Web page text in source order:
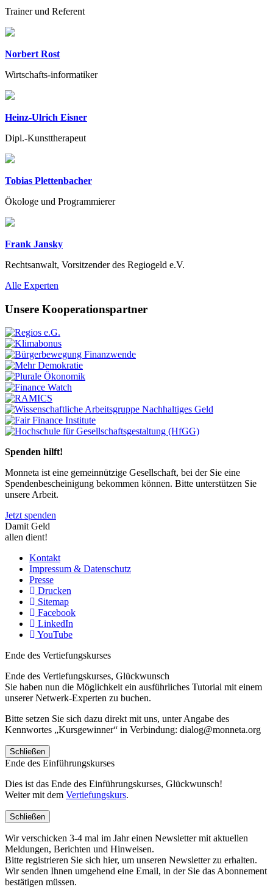
Trainer und Referent
Norbert Rost
Wirtschafts-informatiker
Heinz-Ulrich Eisner
Dipl.-Kunsttherapeut
Tobias Plettenbacher
Ökologe und Programmierer
Frank Jansky
Rechtsanwalt, Vorsitzender des Regiogeld e.V.
Previous
Next
Alle Experten
Unsere Kooperationspartner
Spenden hilft!
Monneta ist eine gemeinnützige Gesellschaft, bei der Sie eine
Spendenbescheinigung bekommen können. Bitte unterstützen Sie
unsere Arbeit.
Jetzt spenden
Damit Geld
allen dient!
Kontakt
Impressum & Datenschutz
Presse
Drucken
Sitemap
Facebook
LinkedIn
YouTube
Ende des Vertiefungskurses
Ende des Vertiefungskurses, Glückwunsch
Sie haben nun die Möglichkeit ein ausführliches Tutorial mit einem
unserer Netwerk-Experten zu buchen.
Bitte setzen Sie sich dazu direkt mit uns, unter Angabe des
Kennwortes „Kursgewinner“ in Verbindung: dialog@monneta.org
Schließen
Ende des Einführungskurses
Dies ist das Ende des Einführungskurses, Glückwunsch!
Weiter mit dem Vertiefungskurs.
Schließen
Wir verschicken 3-4 mal im Jahr einen Newsletter mit aktuellen
Meldungen, Berichten und Hinweisen.
Bitte registrieren Sie sich hier, um unseren Newsletter zu erhalten.
Wir senden Ihnen umgehend eine Email, in der Sie das Abonnement
bestätigen müssen.